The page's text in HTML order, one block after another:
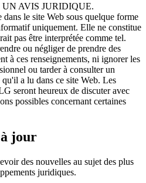
AVIS JURIDIQUE.
le site Web sous quelque forme
uniquement. Elle ne constitue
pas être interprétée comme tel.
ou négliger de prendre des
à ces renseignements, ni ignorer les
ou tarder à consulter un
a lu dans ce site Web. Les
seront heureux de discuter avec
possibles concernant certaines
à jour
des nouvelles au sujet des plus
juridiques.